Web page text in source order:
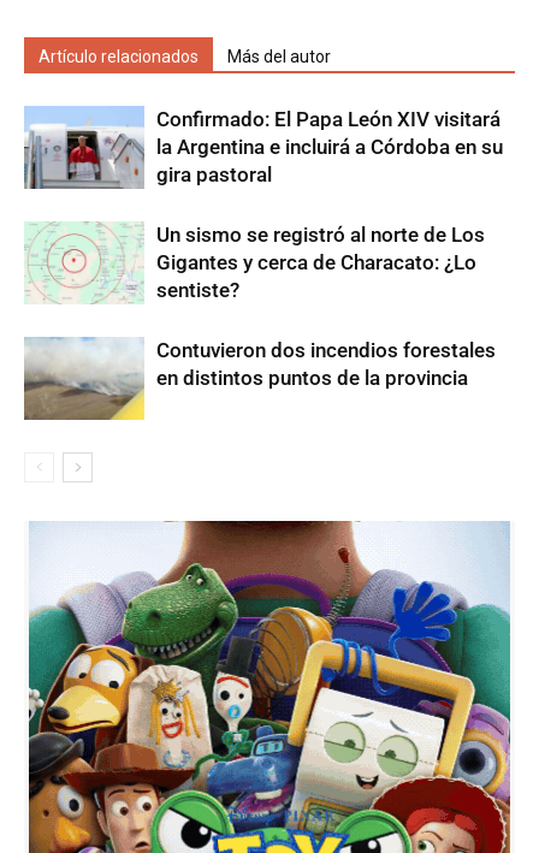
Artículo relacionados Más del autor
Confirmado: El Papa León XIV visitará
la Argentina e incluirá a Córdoba en su
gira pastoral
Un sismo se registró al norte de Los
Gigantes y cerca de Characato: ¿Lo
sentiste?
Contuvieron dos incendios forestales
en distintos puntos de la provincia